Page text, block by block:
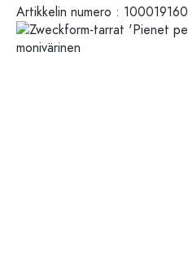
Artikkelin numero : 100019160